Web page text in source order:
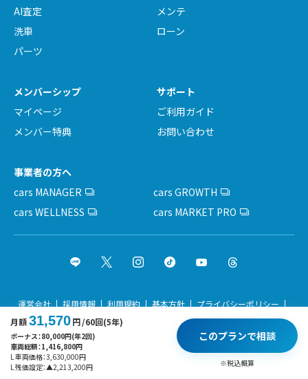
月額31,570円/60回(5年)
ボーナス：80,000円(年2回)
車両総額：1,416,800円
L 車両価格：3,630,000円
L 残価設定：▲2,213,200円
このプランで相談
※税込概算
AI査定
メンテ
洗車
ローン
パーツ
メンバーシップ
マイページ
メンバー特典
サポート
ご利用ガイド
お問い合わせ
事業者の方へ
cars MANAGER
cars GROWTH
cars WELLNESS
cars MARKET PRO
運営会社 採用情報 利用規約 基本方針
プライバシーポリシー
サイトポリシー
Copyright © cars Inc. All rights reserved.